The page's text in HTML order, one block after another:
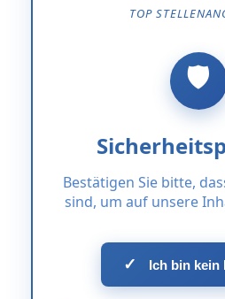
TOP
Bestätigen Sie bitte,
sind, um auf unsere
✓ Ich bin kein